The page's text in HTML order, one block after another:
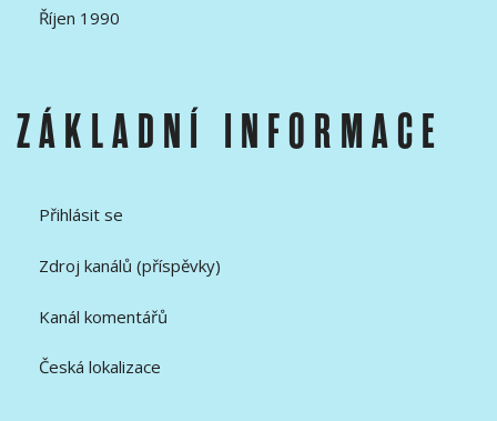
Říjen 1990
ZÁKLADNÍ INFORMACE
Přihlásit se
Zdroj kanálů (příspěvky)
Kanál komentářů
Česká lokalizace